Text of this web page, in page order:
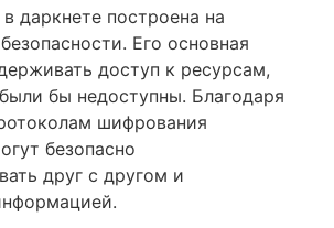
даркнете построена на
Его основная
доступ к ресурсам,
бы недоступны. Благодаря
шифрования
безопасно
друг с другом и